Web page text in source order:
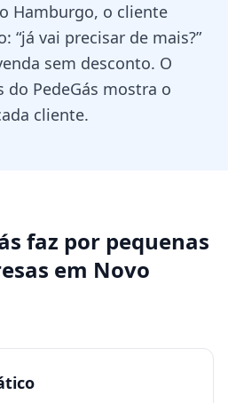
Hamburgo, o cliente
“já vai precisar de mais?”
sem desconto. O
PedeGás mostra o
cliente.
faz por pequenas
em Novo